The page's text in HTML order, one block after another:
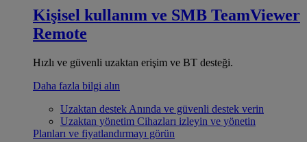
Kişisel kullanım ve SMB TeamViewer
Remote
Hızlı ve güvenli uzaktan erişim ve BT desteği.
Daha fazla bilgi alın
Uzaktan destek Anında ve güvenli destek verin
Uzaktan yönetim Cihazları izleyin ve yönetin
Planları ve fiyatlandırmayı görün